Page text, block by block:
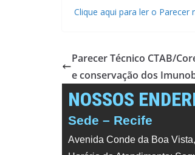
Clique aqui para ler o Parecer
Parecer Técnico CTAB/
e conservação dos
NOSSOS
Sede – Recife
Avenida Conde da Boa